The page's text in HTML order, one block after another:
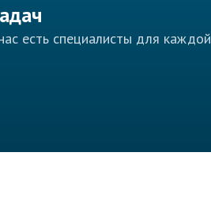
есть специалисты для каждой